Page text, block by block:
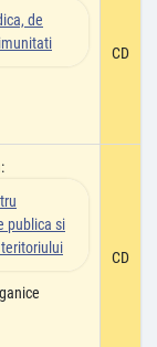
de
CD
publica si
CD